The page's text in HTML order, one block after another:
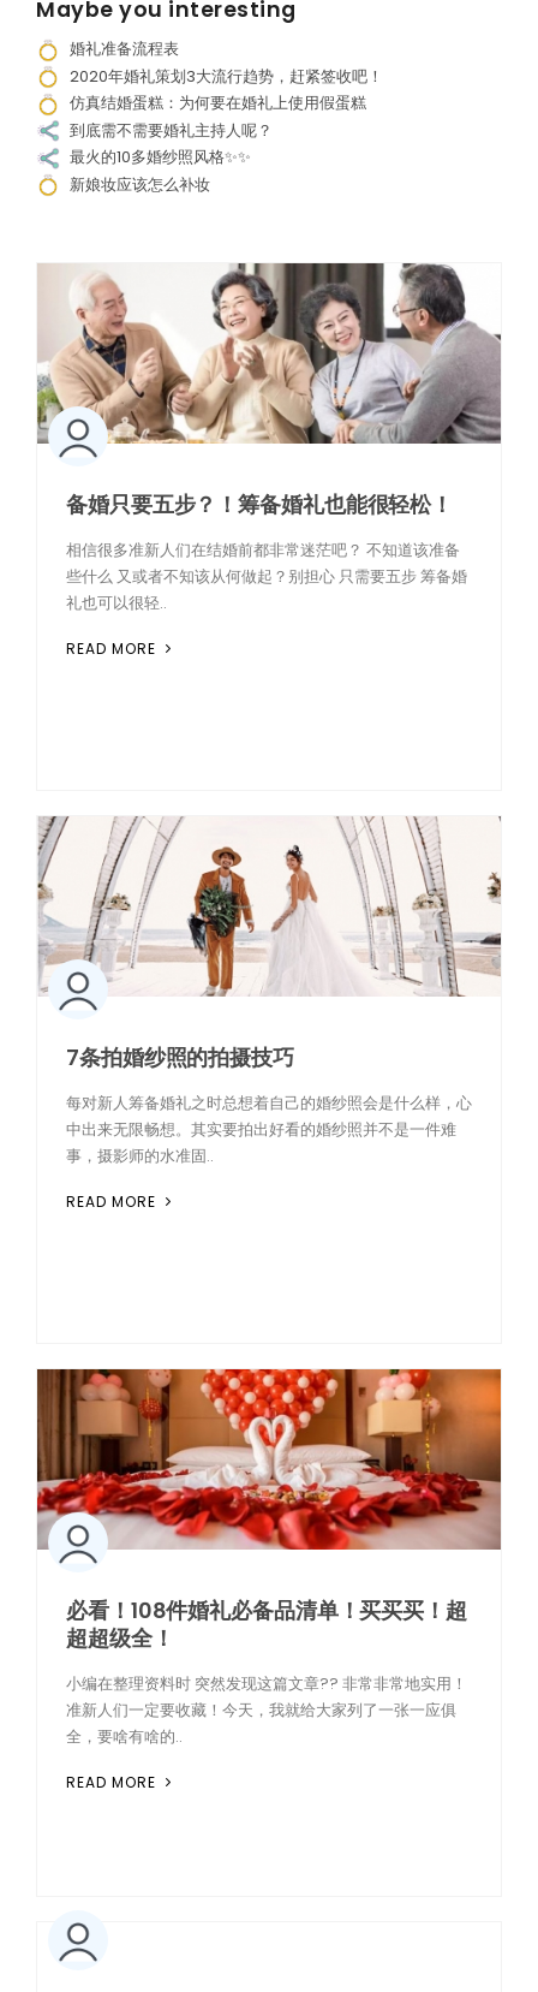
Maybe you interesting
婚礼准备流程表
2020年婚礼策划3大流行趋势，赶紧签收吧！
仿真结婚蛋糕：为何要在婚礼上使用假蛋糕
到底需不需要婚礼主持人呢？
最火的10多婚纱照风格✨✨
新娘妆应该怎么补妆
备婚只要五步？！筹备婚礼也能很轻松！
相信很多准新人们在结婚前都非常迷茫吧？ 不知道该准备
些什么 又或者不知该从何做起？别担心 只需要五步 筹备婚
礼也可以很轻..
READ MORE
7条拍婚纱照的拍摄技巧
每对新人筹备婚礼之时总想着自己的婚纱照会是什么样，心
中出来无限畅想。其实要拍出好看的婚纱照并不是一件难
事，摄影师的水准固..
READ MORE
必看！108件婚礼必备品清单！买买买！超
超超级全！
小编在整理资料时 突然发现这篇文章?? 非常非常地实用！
准新人们一定要收藏！今天，我就给大家列了一张一应俱
全，要啥有啥的..
READ MORE